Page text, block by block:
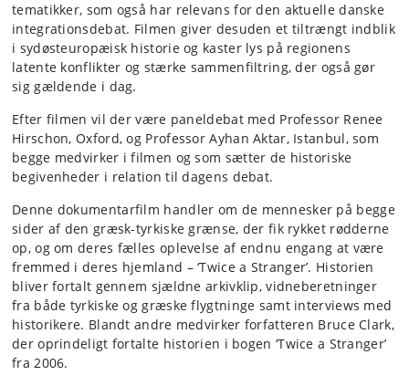
tematikker, som også har relevans for den aktuelle danske
integrationsdebat. Filmen giver desuden et tiltrængt indblik
i sydøsteuropæisk historie og kaster lys på regionens
latente konflikter og stærke sammenfiltring, der også gør
sig gældende i dag.
Efter filmen vil der være paneldebat med Professor Renee
Hirschon, Oxford, og Professor Ayhan Aktar, Istanbul, som
begge medvirker i filmen og som sætter de historiske
begivenheder i relation til dagens debat.
Denne dokumentarfilm handler om de mennesker på begge
sider af den græsk-tyrkiske grænse, der fik rykket rødderne
op, og om deres fælles oplevelse af endnu engang at være
fremmed i deres hjemland – ‘Twice a Stranger’. Historien
bliver fortalt gennem sjældne arkivklip, vidneberetninger
fra både tyrkiske og græske flygtninge samt interviews med
historikere. Blandt andre medvirker forfatteren Bruce Clark,
der oprindeligt fortalte historien i bogen ‘Twice a Stranger’
fra 2006.